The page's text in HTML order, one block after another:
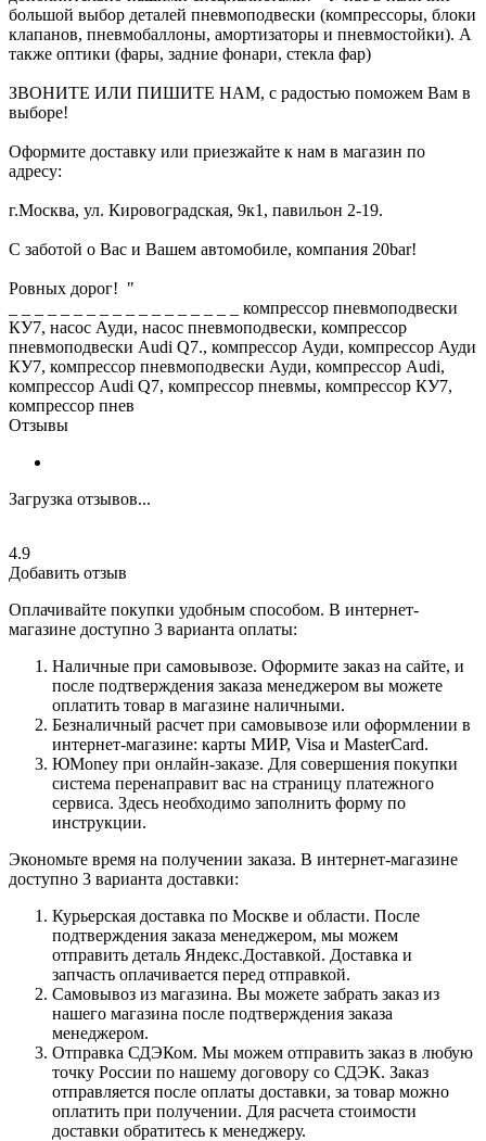
большой выбор деталей пневмоподвески (компрессоры, блоки
клапанов, пневмобаллоны, амортизаторы и пневмостойки). А
также оптики (фары, задние фонари, стекла фар)
ЗВОНИТЕ ИЛИ ПИШИТЕ НАМ, с радостью поможем Вам в
выборе!
Оформите доставку или приезжайте к нам в магазин по
адресу:
г.Москва, ул. Кировоградская, 9к1, павильон 2-19.
С заботой о Вас и Вашем автомобиле, компания 20bar!
Ровных дорог! "
_ _ _ _ _ _ _ _ _ _ _ _ _ _ _ _ _ _ компрессор пневмоподвески
КУ7, насос Ауди, насос пневмоподвески, компрессор
пневмоподвески Аudi Q7., компрессор Ауди, компрессор Ауди
КУ7, компрессор пневмоподвески Ауди, компрессор Аudi,
компрессор Аudi Q7, компрессор пневмы, компрессор КУ7,
компрессор пнев
Отзывы
Загрузка отзывов...
4.9
Добавить отзыв
Оплачивайте покупки удобным способом. В интернет-
магазине доступно 3 варианта оплаты:
Наличные при самовывозе. Оформите заказ на сайте, и
после подтверждения заказа менеджером вы можете
оплатить товар в магазине наличными.
Безналичный расчет при самовывозе или оформлении в
интернет-магазине: карты МИР, Visa и MasterCard.
ЮMoney при онлайн-заказе. Для совершения покупки
система перенаправит вас на страницу платежного
сервиса. Здесь необходимо заполнить форму по
инструкции.
Экономьте время на получении заказа. В интернет-магазине
доступно 3 варианта доставки:
Курьерская доставка по Москве и области. После
подтверждения заказа менеджером, мы можем
отправить деталь Яндекс.Доставкой. Доставка и
запчасть оплачивается перед отправкой.
Самовывоз из магазина. Вы можете забрать заказ из
нашего магазина после подтверждения заказа
менеджером.
Отправка СДЭКом. Мы можем отправить заказ в любую
точку России по нашему договору со СДЭК. Заказ
отправляется после оплаты доставки, за товар можно
оплатить при получении. Для расчета стоимости
доставки обратитесь к менеджеру.